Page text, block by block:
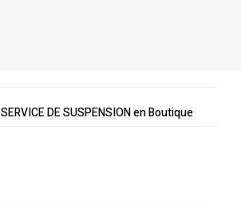
SERVICE DE SUSPENSION en Boutique